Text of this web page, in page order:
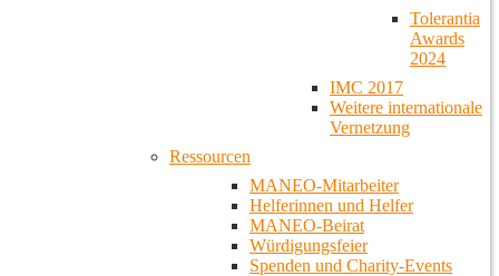
Tolerantia
Awards
2024
IMC 2017
Weitere internationale
Vernetzung
Ressourcen
MANEO-Mitarbeiter
Helferinnen und Helfer
MANEO-Beirat
Würdigungsfeier
Spenden und Charity-Events